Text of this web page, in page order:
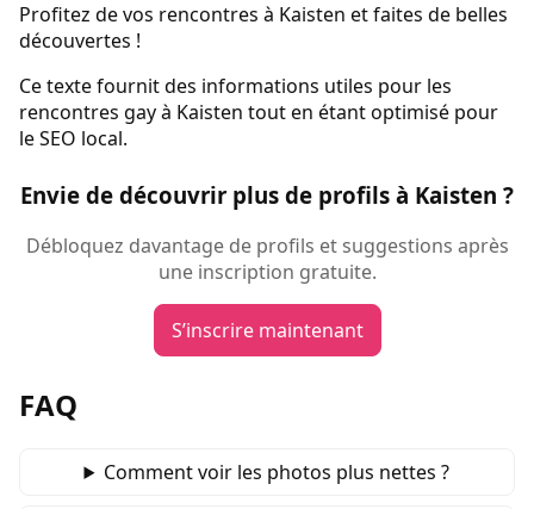
Profitez de vos rencontres à Kaisten et faites de belles
découvertes !
Ce texte fournit des informations utiles pour les
rencontres gay à Kaisten tout en étant optimisé pour
le SEO local.
Envie de découvrir plus de profils à Kaisten ?
Débloquez davantage de profils et suggestions après
une inscription gratuite.
S’inscrire maintenant
FAQ
Comment voir les photos plus nettes ?